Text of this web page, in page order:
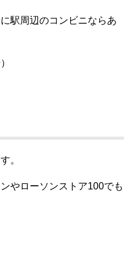
駅周辺のコンビニならあ
。
やローソンストア100でも